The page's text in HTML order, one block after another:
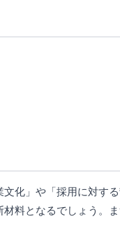
化」や「採用に対す
料となるでしょう。